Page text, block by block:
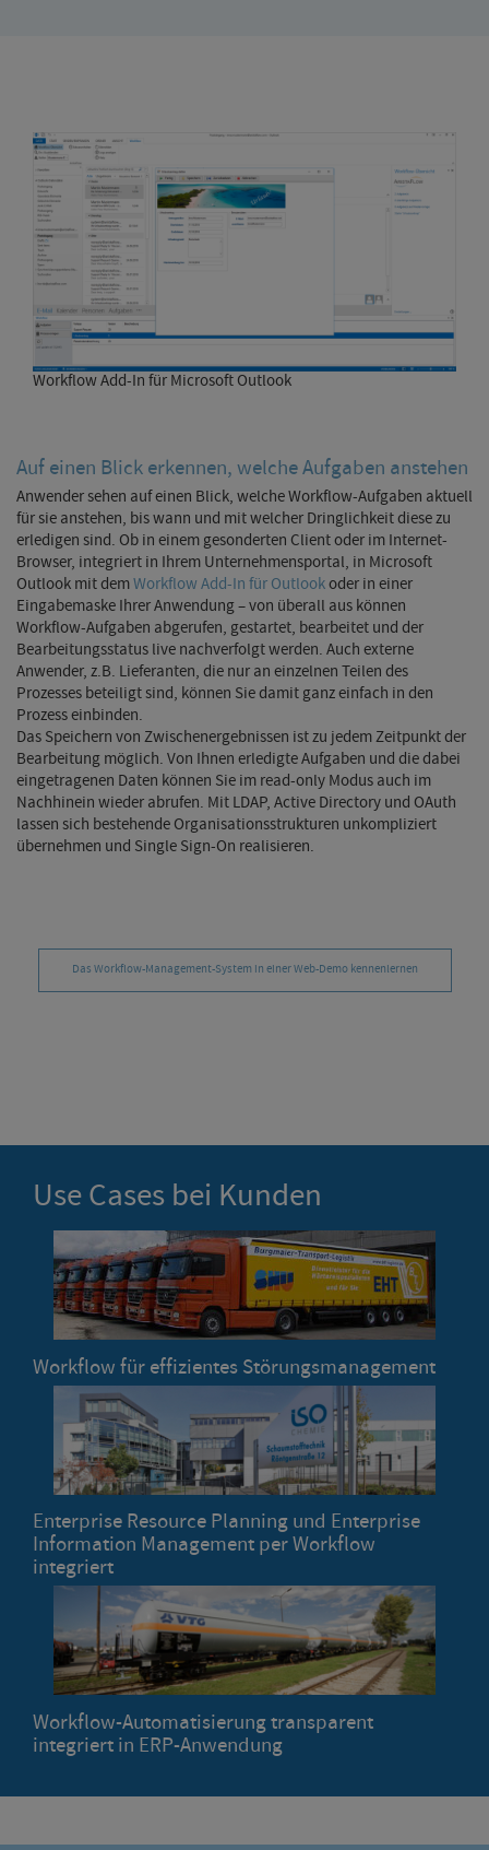
Workflow Add-In für Microsoft Outlook
Auf einen Blick erkennen, welche Aufgaben anstehen
Anwender sehen auf einen Blick, welche Workflow-Aufgaben aktuell
für sie anstehen, bis wann und mit welcher Dringlichkeit diese zu
erledigen sind. Ob in einem gesonderten Client oder im Internet-
Browser, integriert in Ihrem Unternehmensportal, in Microsoft
Outlook mit demWorkflow Add-In für Outlookoder in einer
Eingabemaske Ihrer Anwendung – von überall aus können
Workflow-Aufgaben abgerufen, gestartet, bearbeitet und der
Bearbeitungsstatus live nachverfolgt werden. Auch externe
Anwender, z.B. Lieferanten, die nur an einzelnen Teilen des
Prozesses beteiligt sind, können Sie damit ganz einfach in den
Prozess einbinden.
Das Speichern von Zwischenergebnissen ist zu jedem Zeitpunkt der
Bearbeitung möglich. Von Ihnen erledigte Aufgaben und die dabei
eingetragenen Daten können Sie im read-only Modus auch im
Nachhinein wieder abrufen. Mit LDAP, Active Directory und OAuth
lassen sich bestehende Organisationsstrukturen unkompliziert
übernehmen und Single Sign-On realisieren.
Das Workflow-Management-System in einer Web-Demo kennenlernen
Use Cases bei Kunden
Workflow für effizientes Störungsmanagement
Enterprise Resource Planning und Enterprise
Information Management per Workflow
integriert
Workflow-Automatisierung transparent
integriert in ERP-Anwendung